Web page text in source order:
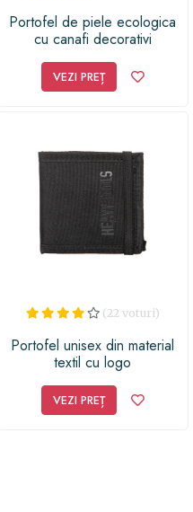
Portofel de piele ecologica
cu canafi decorativi
VEZI PREȚ
(22 voturi)
Portofel unisex din material
textil cu logo
VEZI PREȚ